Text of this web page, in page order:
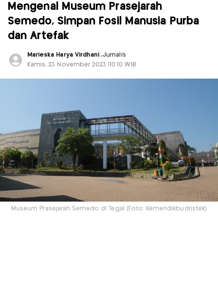
Mengenal Museum Prasejarah
Semedo, Simpan Fosil Manusia Purba
dan Artefak
Marieska Harya Virdhani,Jurnalis
Kamis, 23 November 2023 |10:10 WIB
Museum Prasejarah Semedo di Tegal (Foto: Kemendikbudristek)